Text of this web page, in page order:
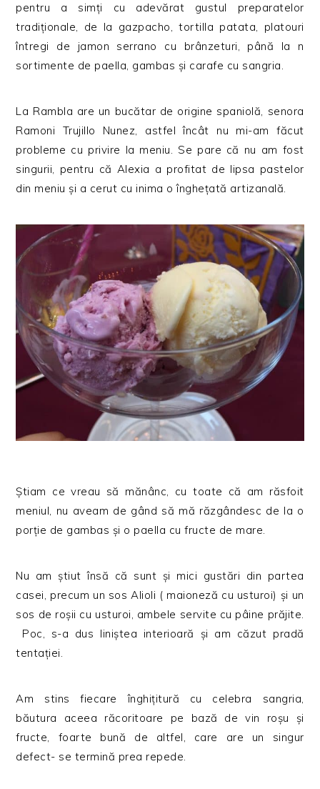
pentru a simți cu adevărat gustul preparatelor
tradiționale, de la gazpacho, tortilla patata, platouri
întregi de jamon serrano cu brânzeturi, până la n
sortimente de paella, gambas și carafe cu sangria.
La Rambla are un bucătar de origine spaniolă, senora
Ramoni Trujillo Nunez, astfel încât nu mi-am făcut
probleme cu privire la meniu. Se pare că nu am fost
singurii, pentru că Alexia a profitat de lipsa pastelor
din meniu și a cerut cu inima o înghețată artizanală.
Știam ce vreau să mănânc, cu toate că am răsfoit
meniul, nu aveam de gând să mă răzgândesc de la o
porție de gambas și o paella cu fructe de mare.
Nu am știut însă că sunt și mici gustări din partea
casei, precum un sos Alioli ( maioneză cu usturoi) și un
sos de roșii cu usturoi, ambele servite cu pâine prăjite.
Poc, s-a dus liniștea interioară și am căzut pradă
tentației.
Am stins fiecare înghițitură cu celebra sangria,
băutura aceea răcoritoare pe bază de vin roșu și
fructe, foarte bună de altfel, care are un singur
defect- se termină prea repede.